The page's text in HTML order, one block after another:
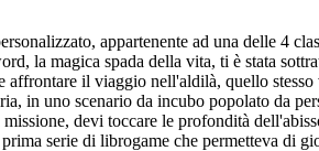
appartenente ad una delle 4
la magica spada della vita, ti è stata
affrontare il viaggio nell'aldilà, quello
in uno scenario da incubo popolato da
missione, devi toccare le profondità
serie di librogame che permetteva di